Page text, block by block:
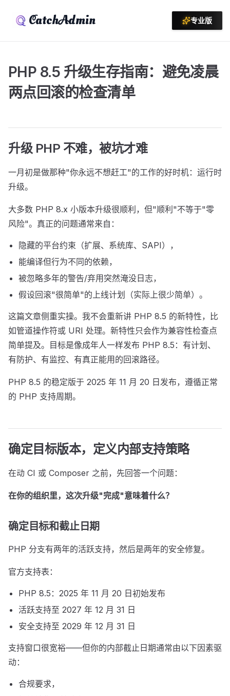
CatchAdmin 专业版
PHP 8.5 升级生存指南：避免凌晨
两点回滚的检查清单
升级 PHP 不难，被坑才难
一月初是做那种"你永远不想赶工"的工作的好时机：运行时
升级。
大多数 PHP 8.x 小版本升级很顺利，但"顺利"不等于"零
风险"。真正的问题通常来自：
隐藏的平台约束（扩展、系统库、SAPI），
能编译但行为不同的依赖，
被忽略多年的警告/弃用突然淹没日志，
假设回滚"很简单"的上线计划（实际上很少简单）。
这篇文章侧重实操。我不会重新讲 PHP 8.5 的新特性，比
如管道操作符或 URI 处理。新特性只会作为兼容性检查点
简单提及。目标是像成年人一样发布 PHP 8.5：有计划、
有防护、有监控、有真正能用的回滚路径。
PHP 8.5 的稳定版于 2025 年 11 月 20 日发布，遵循正常
的 PHP 支持周期。
确定目标版本，定义内部支持策略
在动 CI 或 Composer 之前，先回答一个问题：
在你的组织里，这次升级"完成"意味着什么？
确定目标和截止日期
PHP 分支有两年的活跃支持，然后是两年的安全修复。
官方支持表：
PHP 8.5：2025 年 11 月 20 日初始发布
活跃支持至 2027 年 12 月 31 日
安全支持至 2029 年 12 月 31 日
支持窗口很宽裕——但你的内部截止日期通常由以下因素驱
动：
合规要求，